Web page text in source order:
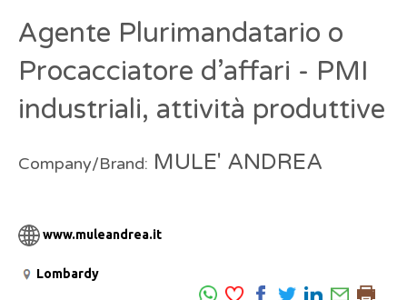
Agente Plurimandatario o
Procacciatore d’affari - PMI
industriali, attività produttive
Company/Brand: MULE' ANDREA
www.muleandrea.it
Lombardy